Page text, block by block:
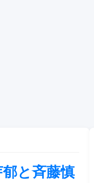
と斉藤慎